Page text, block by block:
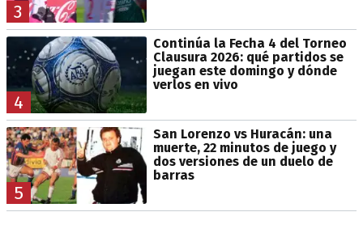
3
4
Continúa la Fecha 4 del Torneo
Clausura 2026: qué partidos se
juegan este domingo y dónde
verlos en vivo
5
San Lorenzo vs Huracán: una
muerte, 22 minutos de juego y
dos versiones de un duelo de
barras